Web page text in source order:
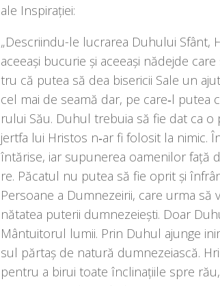
ale Inspiraţiei:
„Descriindu-le lucra­rea Duhului Sfânt,
ace­eași bucu­rie și ace­eași nădej­de
tru că putea să dea bise­ri­cii Sale un
cel mai de sea­mă dar, pe care‑l
ru­lui Său. Duhul tre­bu­ia să fie dat ca
jert­fa lui Hristos n‑ar fi folo­sit la nimic.
întă­ri­se, iar supu­ne­rea oame­ni­lor față
re. Păcatul nu putea să fie oprit și
Persoane a Dumnezeirii, care urma
nă­ta­tea pute­rii dum­ne­ze­iești. Doar
Mântuitorul lumii. Prin Duhul ajun­ge
sul păr­taș de natu­ră dum­ne­ze­ias­că.
pen­tru a birui toa­te încli­na­ți­i­le spre